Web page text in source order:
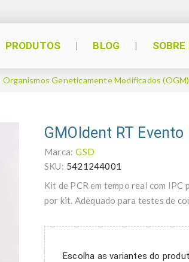
PRODUTOS BLOG SOBRE
Organismos Geneticamente Modificados (OGM)
GMOIdent RT
Marca: GSD
SKU: 5421244001
Kit de PCR em tempo real com
por kit. Adequado para testes de
Escolha as variantes do